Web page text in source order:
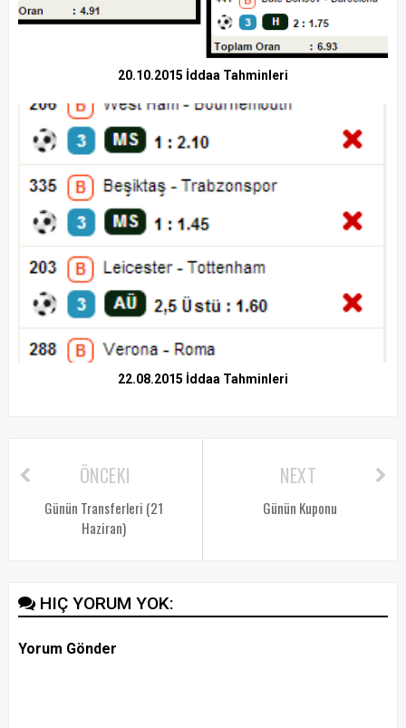
20.10.2015 İddaa Tahminleri
22.08.2015 İddaa Tahminleri
NEXT
Günün Kuponu
ÖNCEKI
Günün Transferleri (21
Haziran)
HIÇ YORUM YOK:
Yorum Gönder